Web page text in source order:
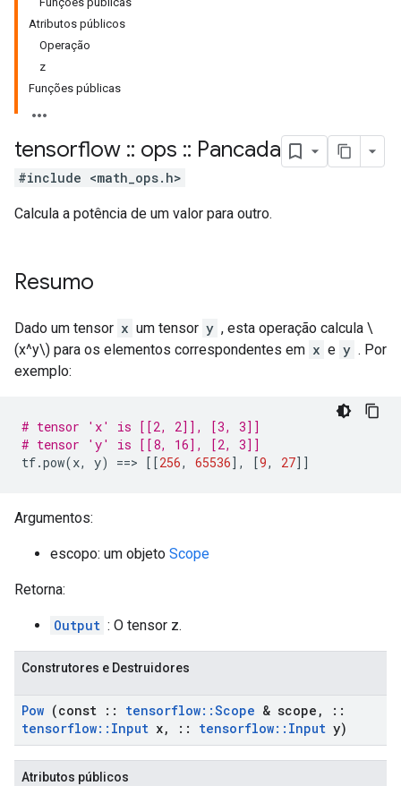
Atributos públicos
Operação
z
Funções públicas
tensorflow :: ops :: Pancada
#include <math_ops.h>
Calcula a potência de um valor para outro.
Resumo
Dado um tensor x um tensor y , esta operação calcula \
(x^y\) para os elementos correspondentes em x e y . Por
exemplo:
# tensor 'x' is [[2, 2]], [3, 3]]
# tensor 'y' is [[8, 16], [2, 3]]
tf.pow(x, y) ==> [[256, 65536], [9, 27]]
Argumentos:
escopo: um objeto Scope
Retorna:
Output : O tensor z.
Construtores e Destruidores
Pow (const :: tensorflow::Scope & scope ,
::
tensorflow:: Input x, :: tensorflow:: Input y)
Atributos públicos